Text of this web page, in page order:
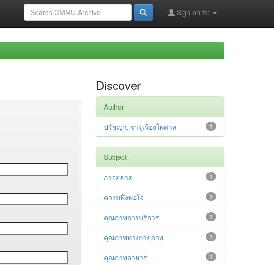
Sign on to:
Discover
Author
1
ปรัชญา, จารุเรืองไพศาล
Subject
1
การตลาด
1
ความพึงพอใจ
1
คุณภาพการบริการ
1
คุณภาพทางกายภาพ
1
คุณภาพอาหาร